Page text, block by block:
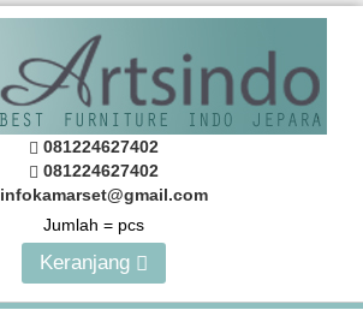
081224627402
081224627402
infokamarset@gmail.com
Jumlah = pcs
Keranjang